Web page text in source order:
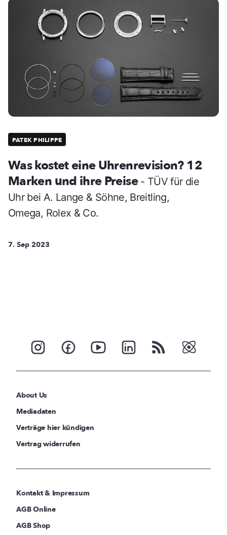
PATEK PHILIPPE
Was kostet eine Uhrenrevision? 12
Marken und ihre Preise - TÜV für die
Uhr bei A. Lange & Söhne, Breitling,
Omega, Rolex & Co.
7. Sep 2023
About Us
Mediadaten
Verträge hier kündigen
Vertrag widerrufen
Kontakt & Impressum
AGB Online
AGB Shop